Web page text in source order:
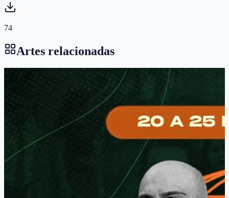
74
Artes relacionadas